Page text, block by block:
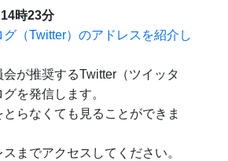
14時23分
（Twitter）のアドレスを紹介し
が推奨するTwitter（ツイッタ
を発信します。
なくても見ることができま
でアクセスしてください。